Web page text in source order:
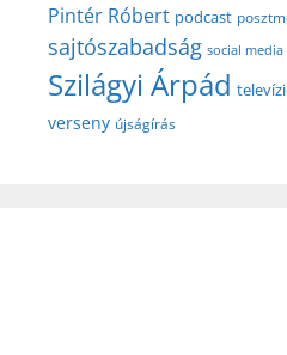
Pintér Róbert podcast
sajtószabadság social media
Szilágyi Árpád
verseny újságírás